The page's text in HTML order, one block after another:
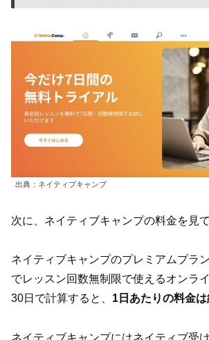
出典：ネイティブキャンプ
次に、ネイティブキャンプの料金を見
ネイティブキャンプのプレミアムプラ
でレッスン回数無制限で使えるオンラ
30日で計算すると、 1日あたりの料金は